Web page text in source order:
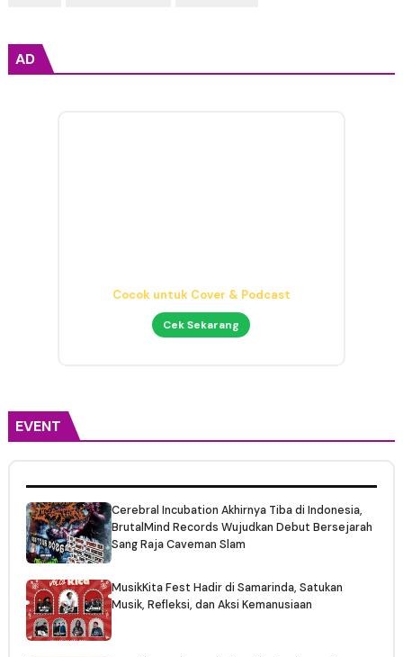
AD
Nyaman & Detail
Cek Sekarang
EVENT
Cerebral Incubation Akhirnya Tiba di Indonesia,
BrutalMind Records Wujudkan Debut Bersejarah
Sang Raja Caveman Slam
MusikKita Fest Hadir di Samarinda, Satukan
Musik, Refleksi, dan Aksi Kemanusiaan